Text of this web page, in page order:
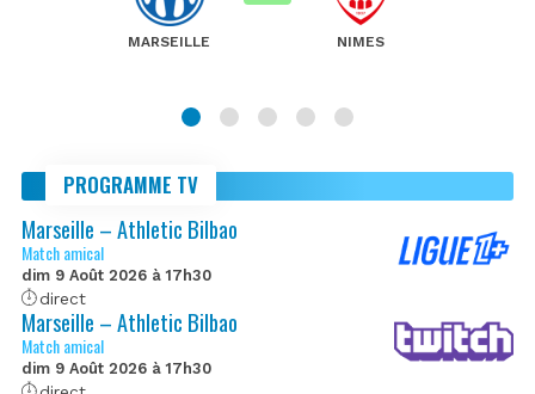
MARSEILLE NIMES
PROGRAMME TV
Marseille – Athletic Bilbao
Match amical
dim 9 Août 2026 à 17h30
direct
Marseille – Athletic Bilbao
Match amical
dim 9 Août 2026 à 17h30